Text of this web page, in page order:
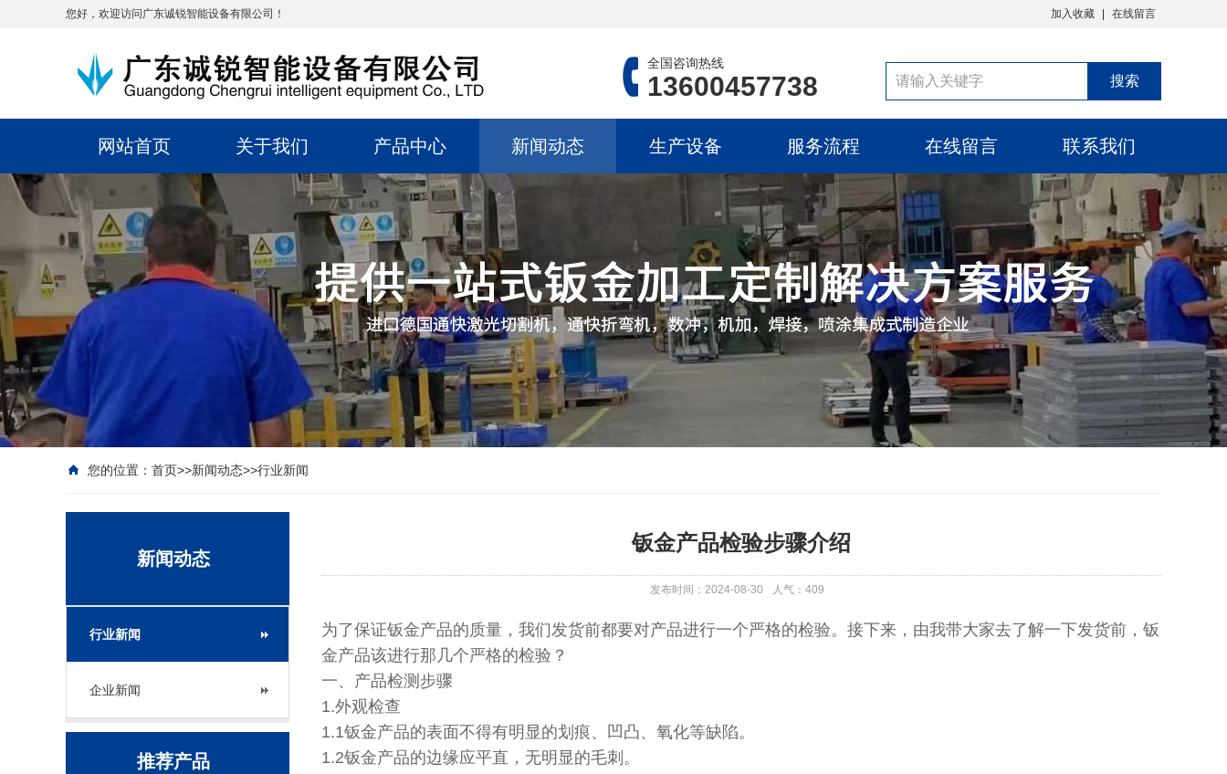
您好，欢迎访问广东诚锐智能设备有限公司！ 加入收藏 在线留言
全国咨询热线
13600457738
网站首页 关于我们 产品中心 新闻动态 生产设备 服务流程 在线留言 联系我们
您的位置： 首页>>新闻动态>>行业新闻
新闻动态
行业新闻
企业新闻
推荐产品
钣金产品检验步骤介绍
发布时间：2024-08-30 人气： 409
为了保证钣金产品的质量，我们发货前都要对产品进行一个严格的检验。接下来，由我带大家去了解一下发货前，钣
金产品该进行那几个严格的检验？
一、产品检测步骤
1.外观检查
1.1钣金产品的表面不得有明显的划痕、凹凸、氧化等缺陷。
1.2钣金产品的边缘应平直，无明显的毛刺。